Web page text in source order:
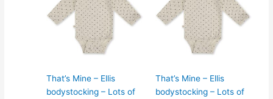
That’s Mine – Ellis
bodystocking – Lots of
pris
var:
199.95kr..
pris
er:
119.97kr..
That’s Mine – Ellis
bodystocking – Lots of
pris
var:
199.95kr..
pris
er:
119.97kr..